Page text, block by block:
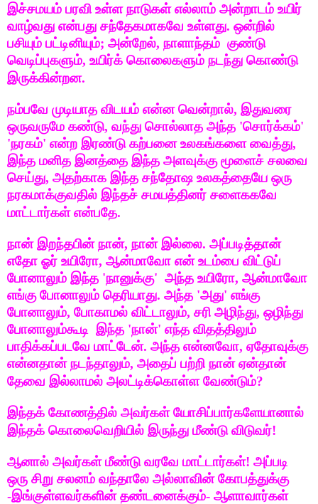
இச்சமயம் பரவி உள்ள நாடுகள் எல்லாம் அன்றாடம் உயிர்
வாழ்வது என்பது சந்தேகமாகவே உள்ளது. ஒன்றில்
பசியும் பட்டினியும்; அன்றேல், நாளாந்தம் குண்டு
வெடிப்புகளும், உயிர்க் கொலைகளும் நடந்து கொண்டு
இருக்கின்றன.
நம்பவே முடியாத விடயம் என்ன வென்றால், இதுவரை
ஒருவருமே கண்டு, வந்து சொல்லாத அந்த 'சொர்க்கம்'
'நரகம்' என்ற இரண்டு கற்பனை உலகங்களை வைத்து,
இந்த மனித இனத்தை இந்த அளவுக்கு மூளைச் சலவை
செய்து, அதற்காக இந்த சந்தோஷ உலகத்தையே ஒரு
நரகமாக்குவதில் இந்தச் சமயத்தினர் சளைககவே
மாட்டார்கள் என்பதே.
நான் இறந்தபின் நான், நான் இல்லை. அப்படித்தான்
எதோ ஓர் உயிரோ, ஆன்மாவோ என் உடம்பை விட்டுப்
போனாலும் இந்த 'நானுக்கு' அந்த உயிரோ, ஆன்மாவோ
எங்கு போனாலும் தெரியாது. அந்த 'அது' எங்கு
போனாலும், போகாமல் விட்டாலும், சரி அழிந்து, ஒழிந்து
போனாலும்கூடி இந்த 'நான்' எந்த விதத்திலும்
பாதிக்கப்படவே மாட்டேன். அந்த என்னவோ, ஏதோவுக்கு
என்னதான் நடந்தாலும், அதைப் பற்றி நான் ஏன்தான்
தேவை இல்லாமல் அலட்டிக்கொள்ள வேண்டும்?
இந்தக் கோணத்தில் அவர்கள் யோசிப்பார்களேயானால்
இந்தக் கொலைவெறியில் இருந்து மீண்டு விடுவர்!
ஆனால் அவர்கள் மீண்டு வரவே மாட்டார்கள்! அப்படி
ஒரு சிறு சலனம் வந்தாலே அல்லாவின் கோபத்துக்கு
-இங்குள்ளவர்களின் தண்டனைக்கும்- ஆளாவார்கள்